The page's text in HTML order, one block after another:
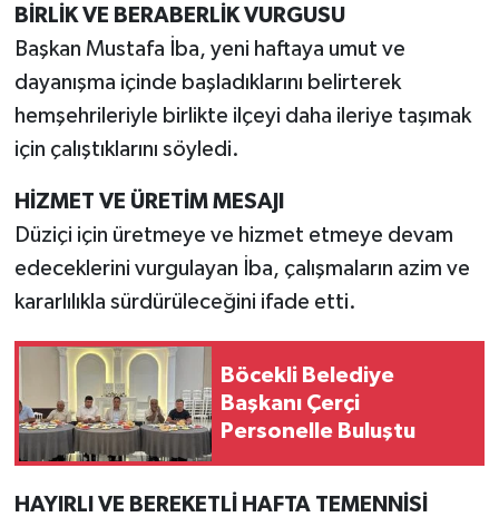
BİRLİK VE BERABERLİK VURGUSU
Başkan Mustafa İba, yeni haftaya umut ve
dayanışma içinde başladıklarını belirterek
hemşehrileriyle birlikte ilçeyi daha ileriye taşımak
için çalıştıklarını söyledi.
HİZMET VE ÜRETİM MESAJI
Düziçi için üretmeye ve hizmet etmeye devam
edeceklerini vurgulayan İba, çalışmaların azim ve
kararlılıkla sürdürüleceğini ifade etti.
Böcekli Belediye
Başkanı Çerçi
Personelle Buluştu
HAYIRLI VE BEREKETLİ HAFTA TEMENNİSİ